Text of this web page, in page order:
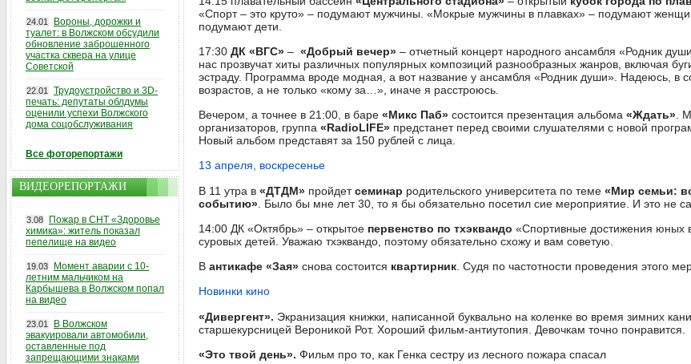
«Спорт – это круто» – подумают мужчины. «Мокрые мужчины в плавках» – подумают
подумают дети.
17:30 ДК «ВГС» – «Добрый вечер» – отчетный концерт народного ансамбля «Родник
нас прозвучат хиты различных популярных композиций разнообразных жанров, включая
эстраду. Программа вроде модная, а вот название у ансамбля «Родник души». Надеюсь, в
возрастов, а не только «кому за…», иначе я расстроюсь.
Вечером, а точнее в 21:00, в баре «Микс Паб» состоится презентация альбома «Ждать» .
организаторов, группа «RadioLIFE» предстанет перед своими слушателями с новой
Новый альбом представят за 150 рублей с лица.
13 апреля, воскресенье
В 11 утра в «ДТДМ» пройдетсеминар родительского университета по теме «Мир семьи:
событию» . Было бы мне лет 30, то я бы обязательно посетил сие мероприятие. И это не
14:00 ДК «Октябрь» – открытое первенство по тхэквандо «Спортивные достижения юных
суровых детей. Уважаю тхэквандо, поэтому обязательно схожу и вам советую.
В антикафе «Зая» снова состоится квартирник . Судя по частотности проведения этого
Новинки кино
«Дивергент». Экранизация книжки, написанной буквально на коленке во время зимних
старшекурсницей Вероникой Рот. Хороший фильм-антиутопия. Девочкам точно понравится.
«Это твой день». Фильм про то, как Генка сестру из лесного пожара спасал
24.01
Вороны, дорожки и
туалет: в Волжском обсудили
обновление заброшенного
участка сквера на улице
Советской
22.01
Трудоустройство и 3D-
печать: депутаты облдумы
оценили успехи Волжского
дома соцобслуживания
Все фоторепортажи
ВИДЕОРЕПОРТАЖИ
3.08
Пожар в СНТ «Здоровье
химика»: житель показал
пепелище на видео
19.03
Момент аварии с 10-
летним мальчиком на
Карбышева в Волжском попал
на видео
23.01
В Волжском
эвакуировали автомобили,
оставленные под
запрещающими знаками